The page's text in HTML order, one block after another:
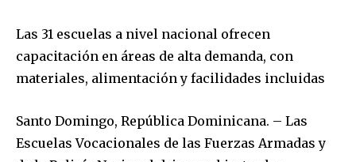
Las 31 escuelas a nivel nacional ofrecen
capacitación en áreas de alta demanda, con
materiales, alimentación y facilidades incluidas
Santo Domingo, República Dominicana. – Las
Escuelas Vocacionales de las Fuerzas Armadas y